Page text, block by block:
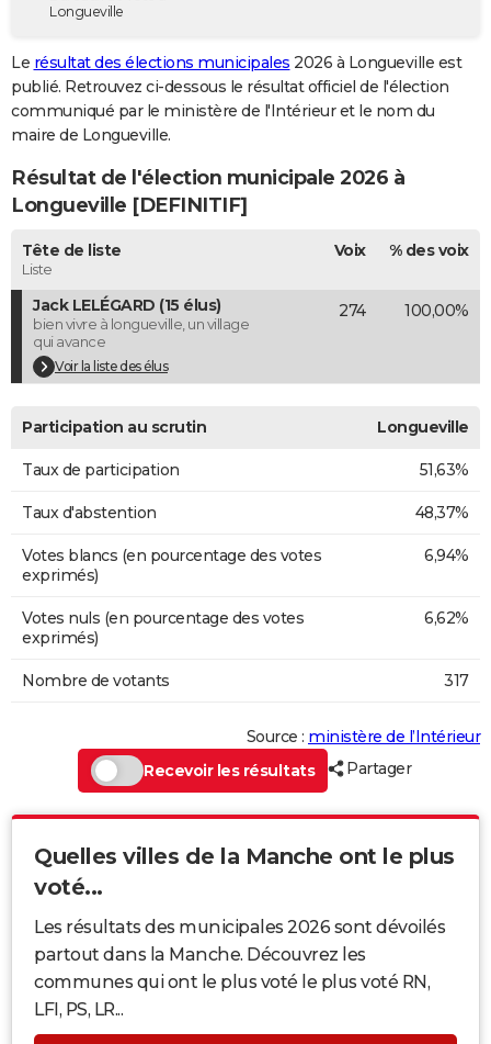
Destinations
City break
Voyage nature
Voyage de noces
Forum
GUIDES D'ACHAT
BONS PLANS
Carte de Noël
Carte Bonne année
Carte Saint-Valentin
Carte Pâques
Carte d'anniversaire
DICTIONNAIRE
Dictionnaire
Biographies
Citations
Expressions
Proverbes
PROGRAMME TV
COPAINS D'AVANT
S'inscrire
Se connecter
Lycées
Collèges
Primaires
Universités
Entreprises
Service militaire
Avis de recherche
AVIS DE DÉCÈS
FORUM
Bricolage
Lifestyle
Culture
Sport
Auto
Television
Voyage
Cinema
Longueville
Le résultat des élections municipales 2026 à Longueville est
publié. Retrouvez ci-dessous le résultat officiel de l'élection
communiqué par le ministère de l'Intérieur et le nom du
maire de Longueville.
Résultat de l'élection municipale 2026 à
Longueville [DEFINITIF]
Tête de liste
Liste
Voix % des voix
Jack LELÉGARD (15 élus)
bien vivre à longueville, un village
qui avance
Voir la liste des élus
274 100,00%
Participation au scrutin Longueville
Taux de participation 51,63%
Taux d'abstention 48,37%
Votes blancs (en pourcentage des votes
exprimés)
6,94%
Votes nuls (en pourcentage des votes
exprimés)
6,62%
Nombre de votants 317
Source : ministère de l’Intérieur
Recevoir les résultats
Partager
Quelles villes de la Manche ont le plus
voté...
Les résultats des municipales 2026 sont dévoilés
partout dans la Manche. Découvrez les
communes qui ont le plus voté le plus voté RN,
LFI, PS, LR...